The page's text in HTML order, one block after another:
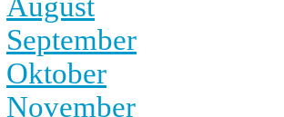
September
Oktober
November